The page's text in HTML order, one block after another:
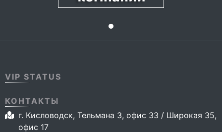
VIP STATUS
КОНТАКТЫ
г. Кисловодск, Тельмана 3, офис 33 / Широкая 35,
офис 17